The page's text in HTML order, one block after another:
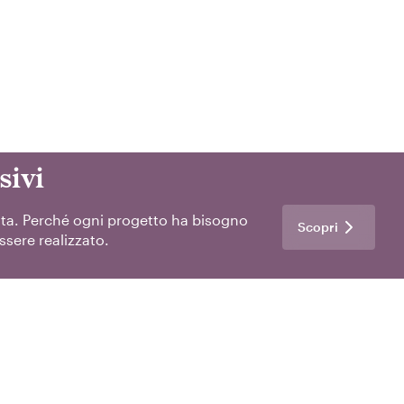
Perché ogni progetto ha bisogno
realizzato.
Scopri